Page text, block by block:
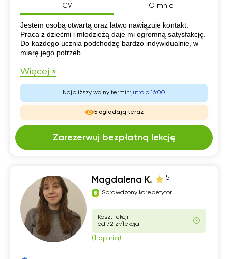
CV O mnie
CV
Jestem osobą otwartą oraz łatwo nawiązuje kontakt.
Praca z dziećmi i młodzieżą daje mi ogromną satysfakcję.
Do każdego ucznia podchodzę bardzo indywidualnie, w
miarę jego potrzeb.
Więcej »
Najbliższy wolny termin:jutro o 16:00
5 oglądają teraz
Zarezerwuj bezpłatną lekcję
Magdalena K. 5
Sprawdzony korepetytor
Koszt lekcji
od 72 zł/lekcja
(1 opinia)